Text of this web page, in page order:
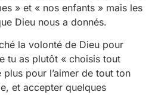
» et « nos enfants » mais les
Dieu nous a donnés.
la volonté de Dieu pour
tu as plutôt « choisis tout
pour l’aimer de tout ton
et accepter quelques